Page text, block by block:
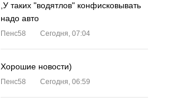
,У таких "водятлов" конфисковывать
надо авто
Пенс58 Сегодня, 07:04
Хорошие новости)
Пенс58 Сегодня, 06:59